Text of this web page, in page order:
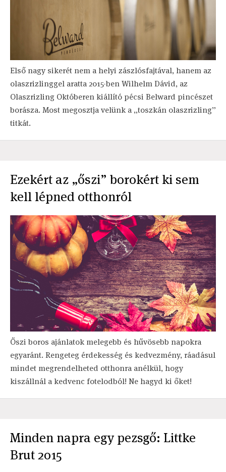
Első nagy sikerét nem a helyi zászlósfajtával, hanem az
olaszrizlinggel aratta 2015-ben Wilhelm Dávid, az
Olaszrizling Októberen kiállító pécsi Belward pincészet
borásza. Most megosztja velünk a „toszkán olaszrizling”
titkát.
Ezekért az „őszi” borokért ki sem
kell lépned otthonról
Őszi boros ajánlatok melegebb és hűvösebb napokra
egyaránt. Rengeteg érdekesség és kedvezmény, ráadásul
mindet megrendelheted otthonra anélkül, hogy
kiszállnál a kedvenc fotelodból! Ne hagyd ki őket!
Minden napra egy pezsgő: Littke
Brut 2015